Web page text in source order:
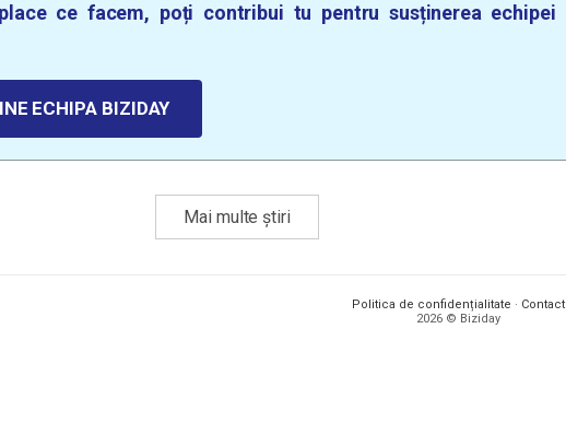
ce facem, poți contribui tu pentru susținerea echipei
ECHIPA BIZIDAY
Mai multe știri
Politica de confidențialitate · Contact
2026 © Biziday